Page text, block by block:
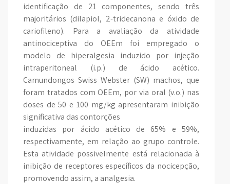
identificação de 21 componentes, sendo três
majoritários (dilapiol, 2-tridecanona e óxido de
cariofileno). Para a avaliação da atividade
antinociceptiva do OEEm foi empregado o
modelo de hiperalgesia induzido por injeção
intraperitoneal (i.p.) de ácido acético.
Camundongos Swiss Webster (SW) machos, que
foram tratados com OEEm, por via oral (v.o.) nas
doses de 50 e 100 mg/kg apresentaram inibição
significativa das contorções
induzidas por ácido acético de 65% e 59%,
respectivamente, em relação ao grupo controle.
Esta atividade possivelmente está relacionada à
inibição de receptores específicos da nocicepção,
promovendo assim, a analgesia.